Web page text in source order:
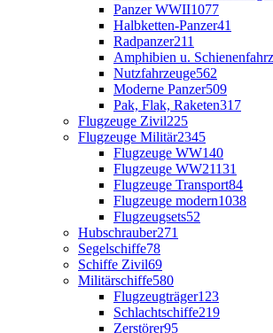
Panzer WWII1077
Halbketten-Panzer41
Radpanzer211
Amphibien u.
Nutzfahrzeuge562
Moderne Panzer509
Pak, Flak, Raketen317
Flugzeuge Zivil225
Flugzeuge Militär2345
Flugzeuge WW140
Flugzeuge WW21131
Flugzeuge Transport84
Flugzeuge modern1038
Flugzeugsets52
Hubschrauber271
Segelschiffe78
Schiffe Zivil69
Militärschiffe580
Flugzeugträger123
Schlachtschiffe219
Zerstörer95